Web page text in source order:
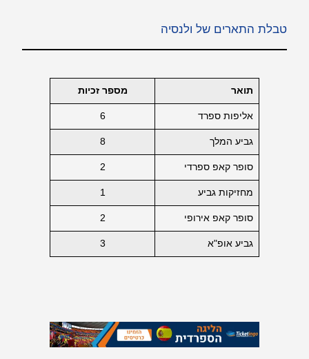
טבלת התארים של ולנסיה
תואר מספר זכיות
אליפות ספרד 6
גביע המלך 8
סופר קאפ ספרדי 2
מחזיקות גביע 1
סופר קאפ אירופי 2
גביע אופ"א 3